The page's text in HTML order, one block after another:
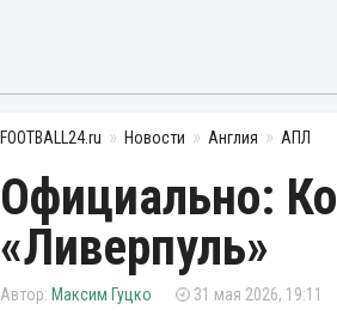
FOOTBALL24.ru Новости Англия АПЛ
Официально:
«Ливерпуль»
Максим Гуцко 31 мая 2026, 19:11